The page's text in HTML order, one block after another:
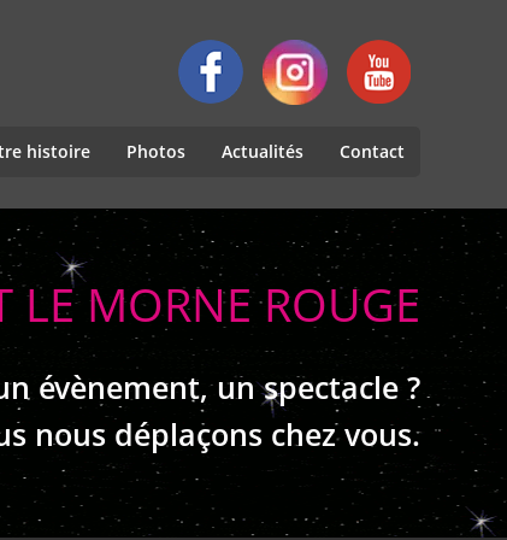
histoire Photos Actualités Contact
LE MORNE ROUGE
évènement, un spectacle ?
nous déplaçons chez vous.